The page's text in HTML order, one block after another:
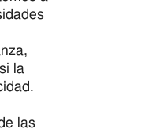
la
las